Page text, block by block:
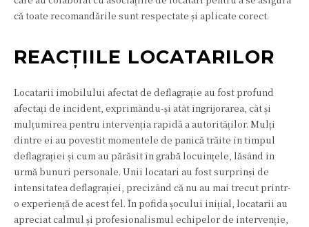
că toate recomandările sunt respectate și aplicate corect.
REACȚIILE LOCATARILOR
Locatarii imobilului afectat de deflagrație au fost profund
afectați de incident, exprimându-și atât îngrijorarea, cât și
mulțumirea pentru intervenția rapidă a autorităților. Mulți
dintre ei au povestit momentele de panică trăite în timpul
deflagrației și cum au părăsit în grabă locuințele, lăsând în
urmă bunuri personale. Unii locatari au fost surprinși de
intensitatea deflagrației, precizând că nu au mai trecut printr-
o experiență de acest fel. În pofida șocului inițial, locatarii au
apreciat calmul și profesionalismul echipelor de intervenție,